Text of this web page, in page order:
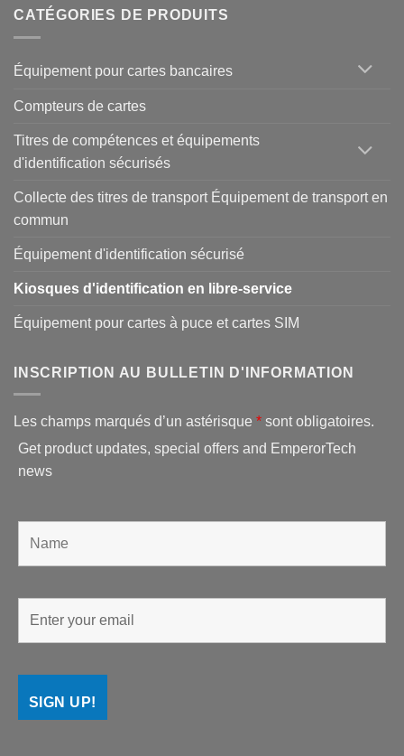
CATÉGORIES DE PRODUITS
Équipement pour cartes bancaires
Compteurs de cartes
Titres de compétences et équipements
d'identification sécurisés
Collecte des titres de transport Équipement de transport en
commun
Équipement d'identification sécurisé
Kiosques d'identification en libre-service
Équipement pour cartes à puce et cartes SIM
INSCRIPTION AU BULLETIN D'INFORMATION
Les champs marqués d’un astérisque * sont obligatoires.
Get product updates, special offers and EmperorTech
news